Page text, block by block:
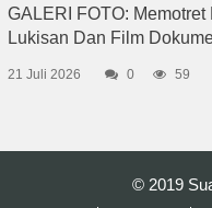
GALERI FOTO:
Lukisan Dan Film
21 Juli 2026 0 59
© 2019